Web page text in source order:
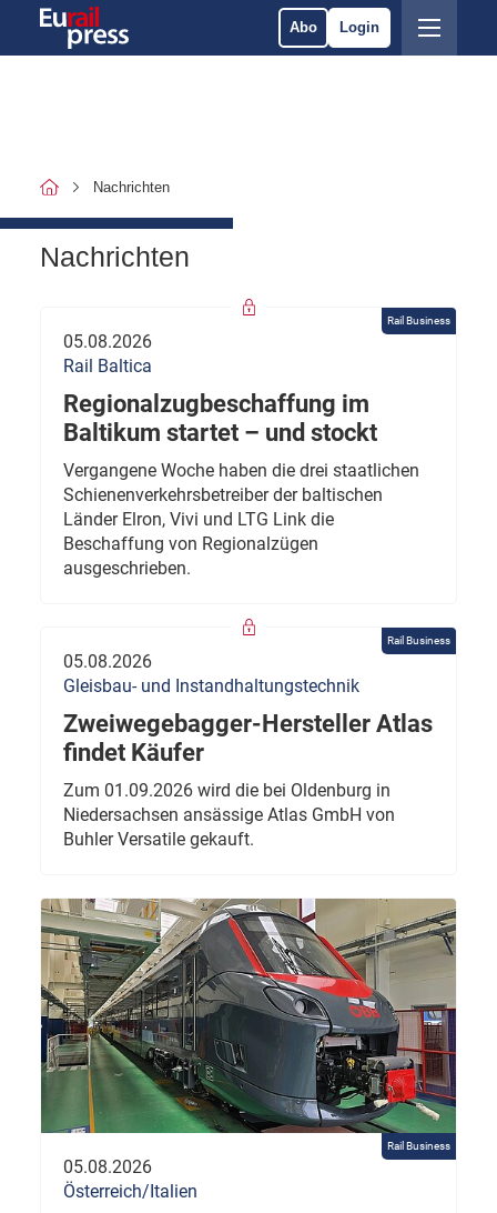
Abo Login
Nachrichten
Nachrichten
Rail Business
05.08.2026
Rail Baltica
Regionalzugbeschaffung im
Baltikum startet – und stockt
Vergangene Woche haben die drei staatlichen
Schienenverkehrsbetreiber der baltischen
Länder Elron, Vivi und LTG Link die
Beschaffung von Regionalzügen
ausgeschrieben.
Rail Business
05.08.2026
Gleisbau- und Instandhaltungstechnik
Zweiwegebagger-Hersteller Atlas
findet Käufer
Zum 01.09.2026 wird die bei Oldenburg in
Niedersachsen ansässige Atlas GmbH von
Buhler Versatile gekauft.
Rail Business
05.08.2026
Österreich/Italien